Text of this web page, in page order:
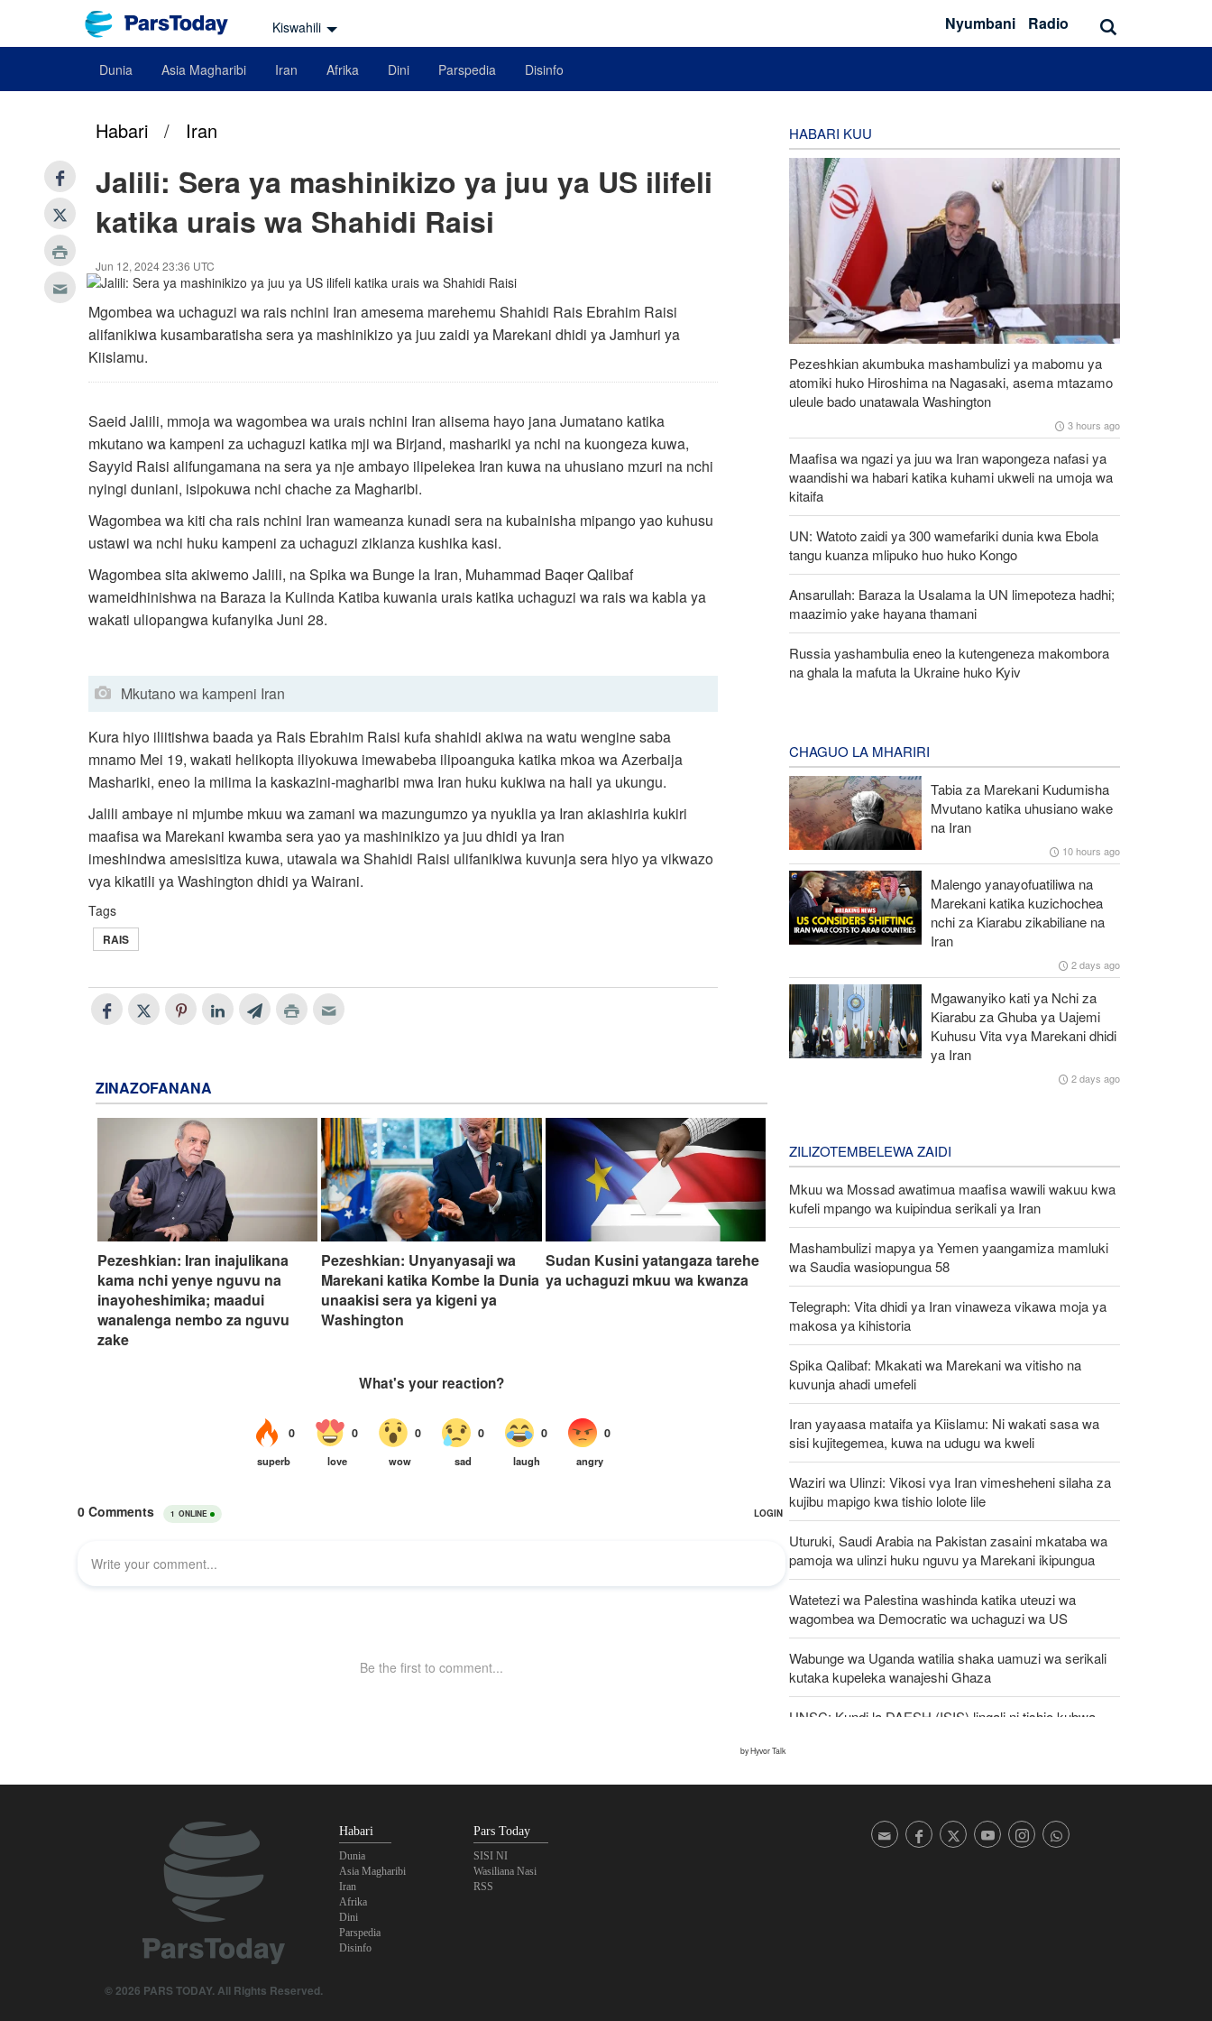
Kiswahili Nyumbani Radio
Dunia Asia Magharibi Iran Afrika Dini Parspedia Disinfo
Habari / Iran
Jalili: Sera ya mashinikizo ya juu ya US ilifeli
katika urais wa Shahidi Raisi
Jun 12, 2024 23:36 UTC
Mgombea wa uchaguzi wa rais nchini Iran amesema marehemu Shahidi Rais Ebrahim Raisi
alifanikiwa kusambaratisha sera ya mashinikizo ya juu zaidi ya Marekani dhidi ya Jamhuri ya
Kiislamu.
Saeid Jalili, mmoja wa wagombea wa urais nchini Iran alisema hayo jana Jumatano katika
mkutano wa kampeni za uchaguzi katika mji wa Birjand, mashariki ya nchi na kuongeza kuwa,
Sayyid Raisi alifungamana na sera ya nje ambayo ilipelekea Iran kuwa na uhusiano mzuri na nchi
nyingi duniani, isipokuwa nchi chache za Magharibi.
Wagombea wa kiti cha rais nchini Iran wameanza kunadi sera na kubainisha mipango yao kuhusu
ustawi wa nchi huku kampeni za uchaguzi zikianza kushika kasi.
Wagombea sita akiwemo Jalili, na Spika wa Bunge la Iran, Muhammad Baqer Qalibaf
wameidhinishwa na Baraza la Kulinda Katiba kuwania urais katika uchaguzi wa rais wa kabla ya
wakati uliopangwa kufanyika Juni 28.
Mkutano wa kampeni Iran
Kura hiyo iliitishwa baada ya Rais Ebrahim Raisi kufa shahidi akiwa na watu wengine saba
mnamo Mei 19, wakati helikopta iliyokuwa imewabeba ilipoanguka katika mkoa wa Azerbaija
Mashariki, eneo la milima la kaskazini-magharibi mwa Iran huku kukiwa na hali ya ukungu.
Jalili ambaye ni mjumbe mkuu wa zamani wa mazungumzo ya nyuklia ya Iran akiashiria kukiri
maafisa wa Marekani kwamba sera yao ya mashinikizo ya juu dhidi ya Iran
imeshindwa amesisitiza kuwa, utawala wa Shahidi Raisi ulifanikiwa kuvunja sera hiyo ya vikwazo
vya kikatili ya Washington dhidi ya Wairani.
Tags
RAIS
ZINAZOFANANA
Pezeshkian: Iran inajulikana
kama nchi yenye nguvu na
inayoheshimika; maadui
wanalenga nembo za nguvu
zake
Pezeshkian: Unyanyasaji wa
Marekani katika Kombe la Dunia
unaakisi sera ya kigeni ya
Washington
Sudan Kusini yatangaza tarehe
ya uchaguzi mkuu wa kwanza
HABARI KUU
Pezeshkian akumbuka mashambulizi ya mabomu ya
atomiki huko Hiroshima na Nagasaki, asema mtazamo
uleule bado unatawala Washington
3 hours ago
Maafisa wa ngazi ya juu wa Iran wapongeza nafasi ya
waandishi wa habari katika kuhami ukweli na umoja wa
kitaifa
UN: Watoto zaidi ya 300 wamefariki dunia kwa Ebola
tangu kuanza mlipuko huo huko Kongo
Ansarullah: Baraza la Usalama la UN limepoteza hadhi;
maazimio yake hayana thamani
Russia yashambulia eneo la kutengeneza makombora
na ghala la mafuta la Ukraine huko Kyiv
CHAGUO LA MHARIRI
Tabia za Marekani Kudumisha
Mvutano katika uhusiano wake
na Iran
10 hours ago
Malengo yanayofuatiliwa na
Marekani katika kuzichochea
nchi za Kiarabu zikabiliane na
Iran
2 days ago
Mgawanyiko kati ya Nchi za
Kiarabu za Ghuba ya Uajemi
Kuhusu Vita vya Marekani dhidi
ya Iran
2 days ago
ZILIZOTEMBELEWA ZAIDI
Mkuu wa Mossad awatimua maafisa wawili wakuu kwa
kufeli mpango wa kuipindua serikali ya Iran
Mashambulizi mapya ya Yemen yaangamiza mamluki
wa Saudia wasiopungua 58
Telegraph: Vita dhidi ya Iran vinaweza vikawa moja ya
makosa ya kihistoria
Spika Qalibaf: Mkakati wa Marekani wa vitisho na
kuvunja ahadi umefeli
Iran yayaasa mataifa ya Kiislamu: Ni wakati sasa wa
sisi kujitegemea, kuwa na udugu wa kweli
Waziri wa Ulinzi: Vikosi vya Iran vimesheheni silaha za
kujibu mapigo kwa tishio lolote lile
Uturuki, Saudi Arabia na Pakistan zasaini mkataba wa
pamoja wa ulinzi huku nguvu ya Marekani ikipungua
Watetezi wa Palestina washinda katika uteuzi wa
wagombea wa Democratic wa uchaguzi wa US
Wabunge wa Uganda watilia shaka uamuzi wa serikali
kutaka kupeleka wanajeshi Ghaza
UNSC: Kundi la DAESH (ISIS) lingali ni tishio kubwa
© 2026 PARS TODAY. All Rights Reserved.
Habari
Dunia
Asia Magharibi
Iran
Afrika
Dini
Parspedia
Disinfo
Pars Today
SISI NI
Wasiliana Nasi
RSS